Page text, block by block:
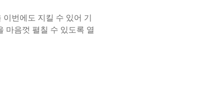
번에도 지킬 수 있어 기
마음껏 펼칠 수 있도록 열